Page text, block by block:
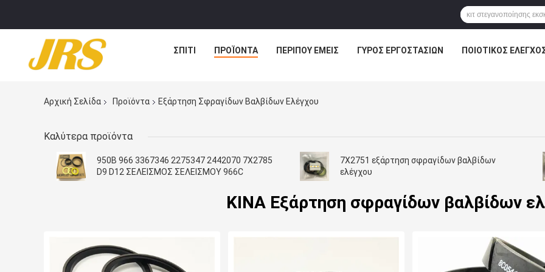
ΣΠΊΤΙ ΠΡΟΪΌΝΤΑ ΠΕΡΊΠΟΥ ΕΜΕΊΣ ΓΎΡΟΣ ΕΡΓΟΣΤΑΣΊΩΝ ΠΟΙΟΤΙΚΌΣ
Αρχική Σελίδα Προϊόντα Εξάρτηση Σφραγίδων Βαλβίδων Ελέγχου
Καλύτερα προϊόντα
950B 966 3367346 2275347 2442070 7X2785
D9 D12 ΣΕΛΕΙΣΜΟΣ ΣΕΛΕΙΣΜΟΥ 966C
7X2751 εξάρτηση σφραγίδων βαλβίδων
ελέγχου
ΚΙΝΑ Εξάρτηση σφραγίδων βαλβίδων